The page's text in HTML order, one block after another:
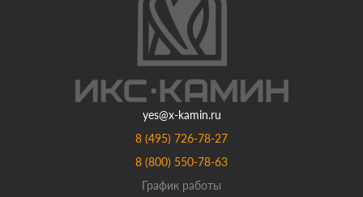
yes@x-kamin.ru
8 (495) 726-78-27
8 (800) 550-78-63
График работы